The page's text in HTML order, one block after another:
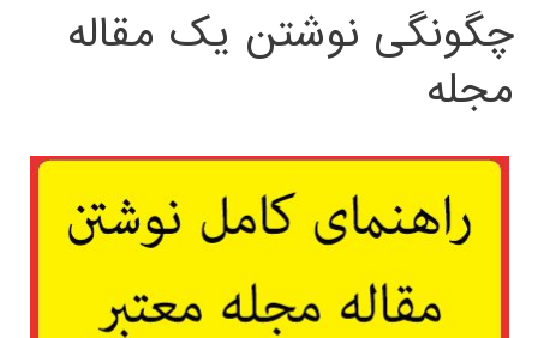
چگونگی نوشتن یک مقاله
مجله